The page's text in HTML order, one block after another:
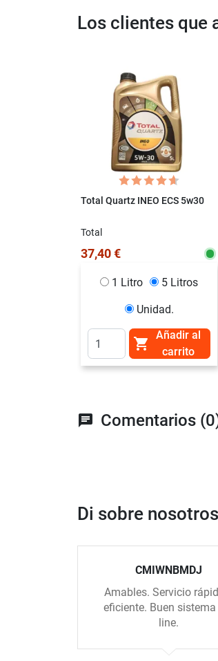
Los clientes que
Total Quartz INEO ECS 5w30
Total
37,40 €
1 Litro 5 Litros
Unidad.

Añadir al
carrito
chat Comentarios
Di sobre nosotros
CMIWNBMDJ
Amables. Servicio
eficiente. Buen sistema
line.